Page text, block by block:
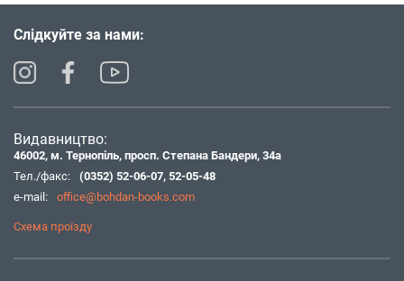
Слідкуйте за нами:
Видавництво:
46002, м. Тернопіль, просп. Степана Бандери, 34а
Тел./факс:
(0352) 52-06-07, 52-05-48
e-mail:
office@bohdan-books.com
Схема проїзду